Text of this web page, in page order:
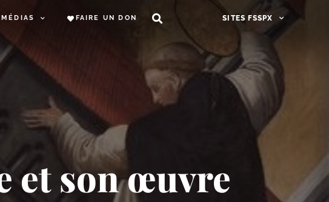
MÉDIAS FAIRE UN DON SITES FSSPX
et son œuvre